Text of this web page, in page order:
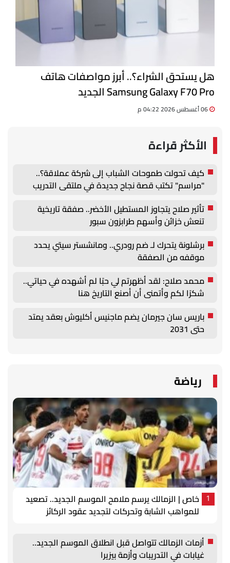
هل يستحق الشراء؟.. أبرز مواصفات هاتف
Samsung Galaxy F70 Pro الجديد
الأكثر قراءة
كيف تحولت طموحات الشباب إلى شركة عملاقة؟..
"مراسم" تكتب قصة نجاح جديدة في ملتقى التدريب
والتوظيف الزراعي الأول بجامعة دمنهور
تأثير صلاح يتجاوز المستطيل الأخضر.. صفقة تاريخية
تنعش خزائن وأسهم طرابزون سبور
برشلونة يتحرك لـ ضم رودري.. ومانشستر سيتي يحدد
موقفه من الصفقة
محمد صلاح: لقد أظهرتم لي حبًا لم أشهده في حياتي..
شكرًا لكم وأتمنى أن أصنع التاريخ هنا
باريس سان جيرمان يضم ماجنيس أكليوش بعقد يمتد
حتى 2031
رياضة
1
خاص | الزمالك يرسم ملامح الموسم الجديد.. تصعيد
للمواهب الشابة وتحركات لتجديد عقود الركائز
أزمات الزمالك تتواصل قبل انطلاق الموسم الجديد..
غيابات في التدريبات وأزمة بيزيرا